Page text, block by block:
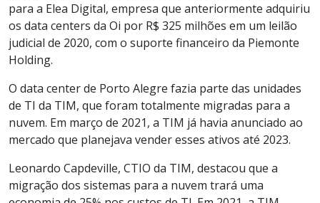
para a Elea Digital, empresa que anteriormente adquiriu
os data centers da Oi por R$ 325 milhões em um leilão
judicial de 2020, com o suporte financeiro da Piemonte
Holding.
O data center de Porto Alegre fazia parte das unidades
de TI da TIM, que foram totalmente migradas para a
nuvem. Em março de 2021, a TIM já havia anunciado ao
mercado que planejava vender esses ativos até 2023.
Leonardo Capdeville, CTIO da TIM, destacou que a
migração dos sistemas para a nuvem trará uma